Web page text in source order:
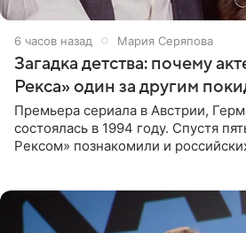
6 часов назад Мария Серяпова
Загадка детства: почему
Рекса» один за другим
Премьера сериала в Австрии,
состоялась в 1994 году. Спустя
Рексом» познакомили и